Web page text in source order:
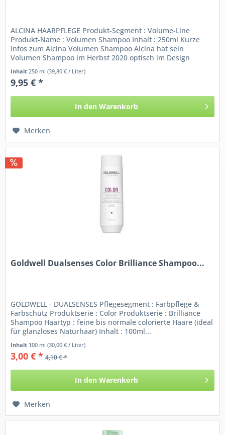
ALCINA HAARPFLEGE Produkt-Segment : Volume-Line
Produkt-Name : Volumen Shampoo Inhalt : 250ml Kurze
Infos zum Alcina Volumen Shampoo Alcina hat sein
Volumen Shampoo im Herbst 2020 optisch im Design
Inhalt 250 ml(39,80 € / Liter)
9,95 € *
In den Warenkorb
Merken
Goldwell Dualsenses Color Brilliance Shampoo...
GOLDWELL - DUALSENSES Pflegesegment : Farbpflege &
Farbschutz Produktserie : Color Produktserie : Brilliance
Shampoo Haartyp : feine bis normale colorierte Haare (ideal
für glanzloses Naturhaar) Inhalt : 100ml...
Inhalt 100 ml(30,00 € / Liter)
3,00 € * 4,10 € *
In den Warenkorb
Merken